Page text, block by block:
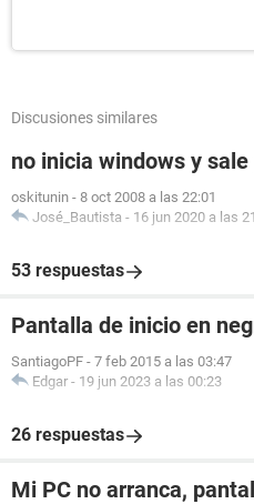
Discusiones similares
no inicia windows y
oskitunin - 8 oct 2008 a las 22:01
José_Bautista - 16 jun 2020 a las
53 respuestas
Pantalla de inicio en
SantiagoPF - 7 feb 2015 a las 03:47
Edgar - 19 jun 2023 a las 00:23
26 respuestas
Mi PC no arranca,